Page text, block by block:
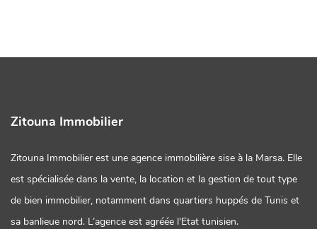
Zitouna Immobilier
Zitouna Immobilier est une agence immobilière sise à la Marsa. Elle
est spécialisée dans la vente, la location et la gestion de tout type
de bien immobilier, notamment dans quartiers huppés de Tunis et
sa banlieue nord. L’agence est agréée l'Etat tunisien.